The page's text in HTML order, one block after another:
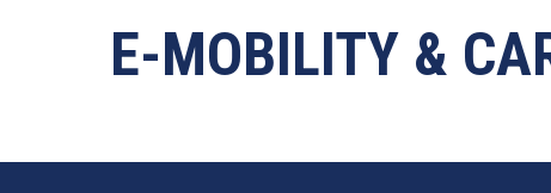
E-MOBILITY &